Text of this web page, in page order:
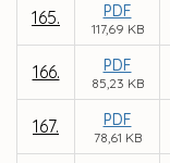
165. PDF
117,69 KB
166. PDF
85,23 KB
167. PDF
78,61 KB